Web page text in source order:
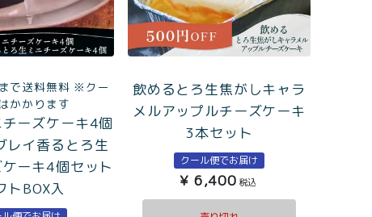
で送料無料 ※クー
かかります
ーズケーキ4個
レイ香るとろ生
ーキ4個セット
トBOX入
飲めるとろ生焦がしキャラ
メルアップルチーズケーキ
3本セット
クール便でお届け
¥ 6,400 税込